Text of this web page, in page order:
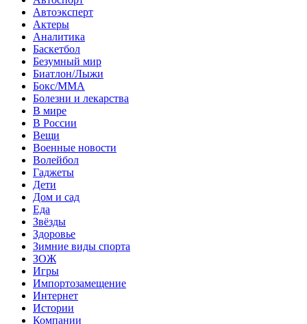
Автоэксперт
Актеры
Аналитика
Баскетбол
Безумный мир
Биатлон/Лыжи
Бокс/MMA
Болезни и лекарства
В мире
В России
Вещи
Военные новости
Волейбол
Гаджеты
Дети
Дом и сад
Еда
Звёзды
Здоровье
Зимние виды спорта
ЗОЖ
Игры
Импортозамещение
Интернет
Истории
Компании